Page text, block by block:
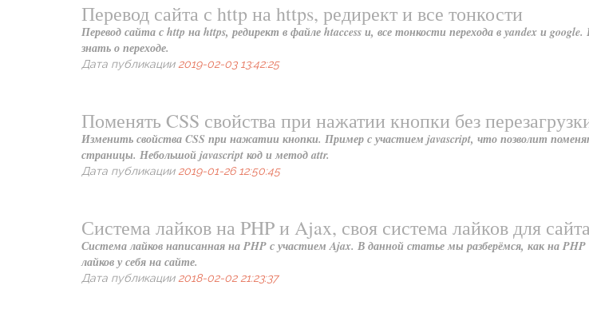
Перевод сайта с http на https, редирект и все тонкости
Перевод сайта с http на https, редирект в файле htaccess и, все тонкости перехода в yandex и
знать о переходе.
Дата публикации 2019-02-03 13:42:25
Поменять CSS свойства при нажатии кнопки без
Изменить свойства CSS при нажатии кнопки. Пример с участием javascript, что позволит
страницы. Небольшой javascript код и метод attr.
Дата публикации 2019-01-26 12:50:45
Система лайков на PHP и Ajax, своя система лайков для сайта
Система лайков написанная на PHP с участием Ajax. В данной статье мы разберёмся, как на
лайков у себя на сайте.
Дата публикации 2018-02-02 21:23:37